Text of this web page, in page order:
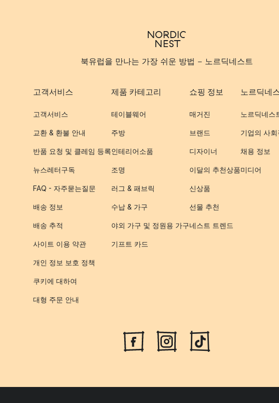
북유럽을 만나는 가장 쉬운 방법 - 노르딕네스트
고객서비스
고객서비스
교환 & 환불 안내
반품 요청 및 클레임 등록
뉴스레터구독
FAQ - 자주묻는질문
배송 정보
배송 추적
사이트 이용 약관
개인 정보 보호 정책
쿠키에 대하여
대형 주문 안내
제품 카테고리
테이블웨어
주방
인테리어소품
조명
러그 & 패브릭
수납 & 가구
야외 가구 및 정원용 가구
기프트 카드
쇼핑 정보
매거진
브랜드
디자이너
이달의 추천상품
신상품
선물 추천
네스트 트렌드
노르딕네
노르딕네스
기업의 사회
채용 정보
미디어